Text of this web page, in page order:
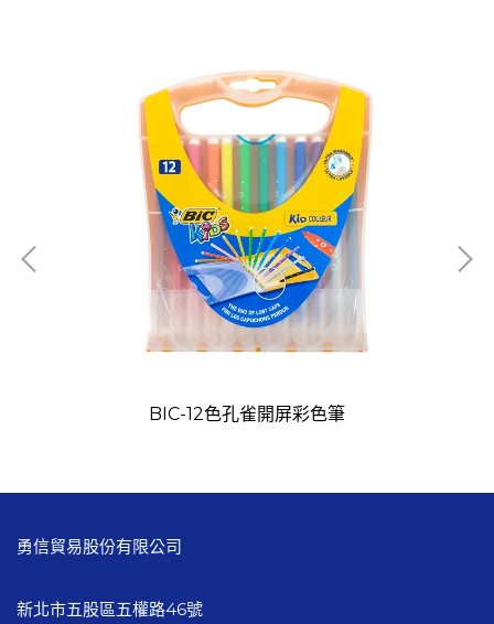
BIC-12色孔雀開屏彩色筆
勇信貿易股份有限公司
新北市五股區五權路46號